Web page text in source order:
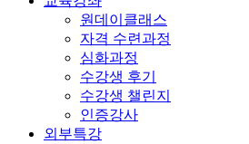
원데이클래스
자격 수련과정
심화과정
수강생 후기
수강생 챌린지
인증강사
외부특강